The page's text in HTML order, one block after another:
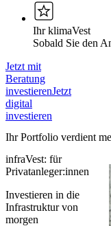
Ihr klimaVest
Sobald Sie den
Jetzt mit
Beratung
investierenJetzt
digital
investieren
Ihr Portfolio verdient
infraVest: für
Privatanleger:innen
Investieren in die
Infrastruktur von
morgen